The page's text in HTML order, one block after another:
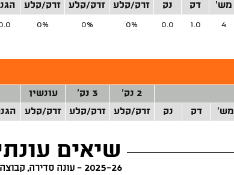
מש' דק נק זרק/קלע זרק/קלע זרק/קלע
4
1.0
0.0
0%
0%
0%
2 נק' 3 נק' עונשין
מש' דק נק זרק/קלע זרק/קלע זרק/קלע
שיאים
2025-26 - עונה סדירה, קבוצה נוכחית